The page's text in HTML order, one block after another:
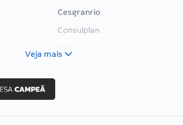
Cesgranrio
Consulplan
Veja mais